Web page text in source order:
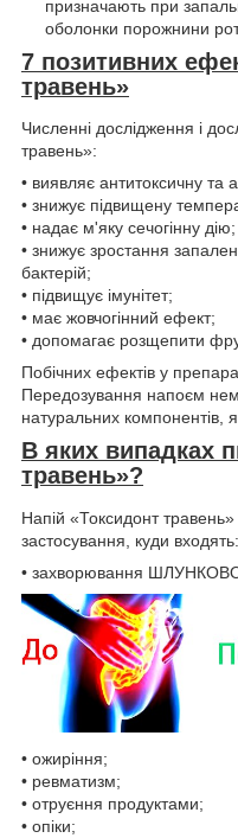
призначають при
оболонки порожнини
7 позитивних
травень»
Численні дослідження і
травень»:
• виявляє антитоксичну та
• знижує підвищену
• надає м'яку сечогінну дію;
• знижує зростання
бактерій;
• підвищує імунітет;
• має жовчогінний ефект;
• допомагає розщепити
Побічних ефектів у
Передозування напоєм
натуральних компонентів,
В яких випадках
травень»?
Напій «Токсидонт
застосування, куди входять:
• захворювання
• ожиріння;
• ревматизм;
• отруєння продуктами;
• опіки;